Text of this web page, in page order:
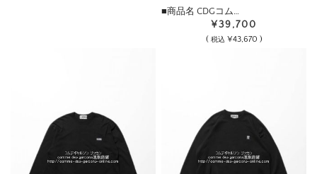
■商品名 CDGコム…
¥39,700
( 税込 ¥43,670 )